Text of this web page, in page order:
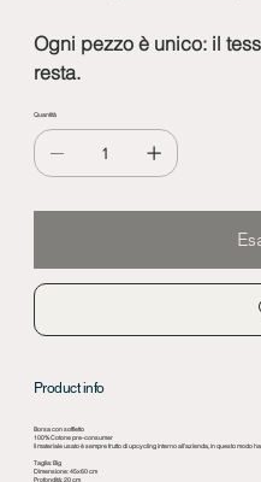
Ogni pezzo è unico: il
resta.
Quantità
Product info
Borsa con soffietto
100% Cotone pre-consumer
Il materiale usato è sempre frutto di upcycling interno all’azienda, in questo modo
Taglia: Big
Dimensione: 45x60 cm
Profondità: 20 cm